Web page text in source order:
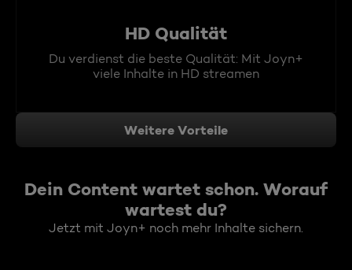
HD Qualität
Du verdienst die beste Qualität: Mit Joyn+
viele Inhalte in HD streamen
Weitere Vorteile
Dein Content wartet schon. Worauf
wartest du?
Jetzt mit Joyn+ noch mehr Inhalte sichern.